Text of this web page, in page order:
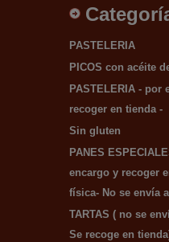
PASTELERIA
PICOS con acéite
PASTELERIA - por
recoger en tienda -
Sin gluten
PANES
encargo y recoger
física- No se envía
TARTAS ( no se
Se recoge en